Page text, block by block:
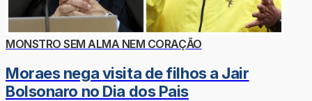
MONSTRO SEM ALMA NEM CORAÇÃO
Moraes nega visita de filhos a Jair
Bolsonaro no Dia dos Pais